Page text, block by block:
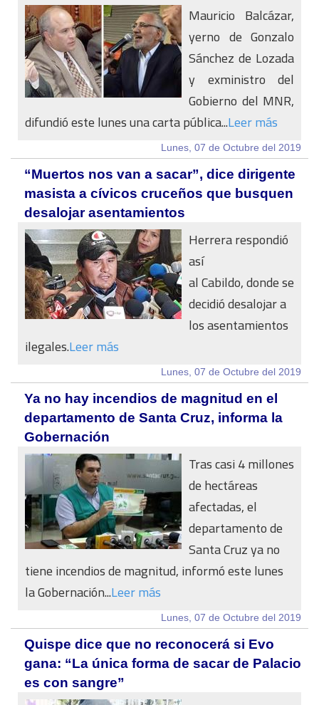
Mauricio Balcázar,
yerno de Gonzalo
Sánchez de Lozada
y exministro del
Gobierno del MNR,
difundió este lunes una carta pública...Leer más
Lunes, 07 de Octubre del 2019
“Muertos nos van a sacar”, dice dirigente
masista a cívicos cruceños que busquen
desalojar asentamientos
Herrera respondió
así
al Cabildo, donde se
decidió desalojar a
los asentamientos
ilegales.Leer más
Lunes, 07 de Octubre del 2019
Ya no hay incendios de magnitud en el
departamento de Santa Cruz, informa la
Gobernación
Tras casi 4 millones
de hectáreas
afectadas, el
departamento de
Santa Cruz ya no
tiene incendios de magnitud, informó este lunes
la Gobernación...Leer más
Lunes, 07 de Octubre del 2019
Quispe dice que no reconocerá si Evo
gana: “La única forma de sacar de Palacio
es con sangre”